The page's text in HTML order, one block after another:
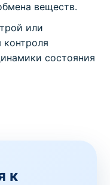
веществ.
или
контроля
состояния
к